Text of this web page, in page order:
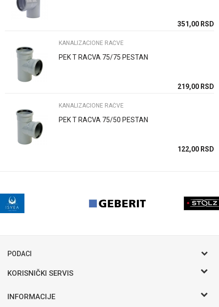
POŠALJI
351,00 RSD
KANALIZACIONE RAČVE
PEK T RACVA 75/75 PESTAN
219,00 RSD
KANALIZACIONE RAČVE
PEK T RACVA 75/50 PESTAN
122,00 RSD
PODACI
KORISNIČKI SERVIS
INFORMACIJE